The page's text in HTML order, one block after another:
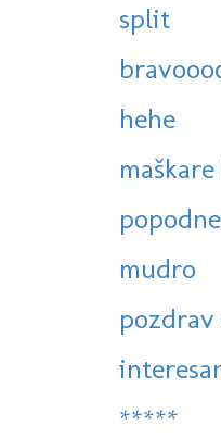
split
hehe
mudro
*****